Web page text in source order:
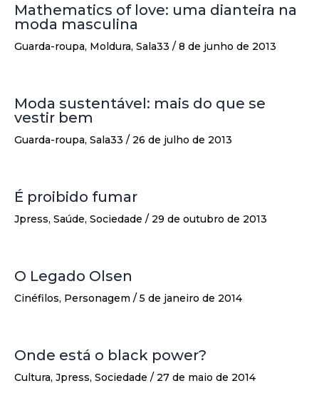
Mathematics of love: uma dianteira na
moda masculina
Guarda-roupa, Moldura, Sala33 / 8 de junho de 2013
Moda sustentável: mais do que se
vestir bem
Guarda-roupa, Sala33 / 26 de julho de 2013
É proibido fumar
Jpress, Saúde, Sociedade / 29 de outubro de 2013
O Legado Olsen
Cinéfilos, Personagem / 5 de janeiro de 2014
Onde está o black power?
Cultura, Jpress, Sociedade / 27 de maio de 2014